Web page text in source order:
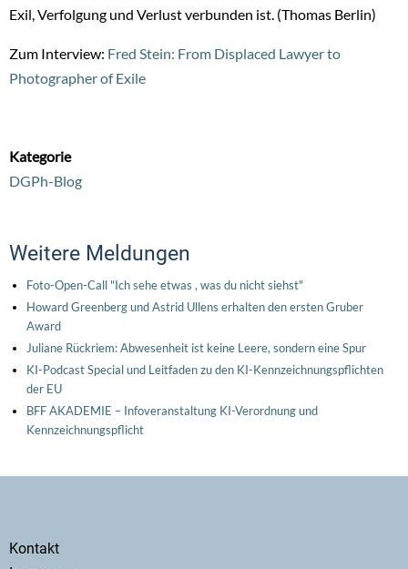
Exil, Verfolgung und Verlust verbunden ist. (Thomas Berlin)
Zum Interview: Fred Stein: From Displaced Lawyer to
Photographer of Exile
Kategorie
DGPh-Blog
Weitere Meldungen
Foto-Open-Call "Ich sehe etwas , was du nicht siehst"
Howard Greenberg und Astrid Ullens erhalten den ersten Gruber
Award
Juliane Rückriem: Abwesenheit ist keine Leere, sondern eine Spur
KI-Podcast Special und Leitfaden zu den KI-Kennzeichnungspflichten
der EU
BFF AKADEMIE – Infoveranstaltung KI-Verordnung und
Kennzeichnungspflicht
Secondary
Kontakt